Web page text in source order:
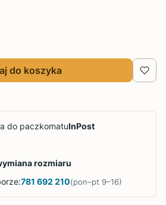
do koszyka
do paczkomatuInPost
rozmiaru
781 692 210(pon–pt 9–16)